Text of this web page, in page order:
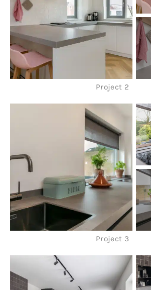
Project 2
Project 3